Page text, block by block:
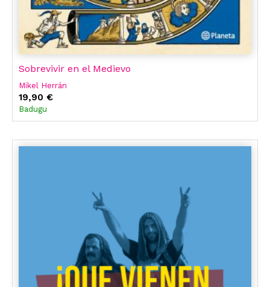
Sobrevivir en el Medievo
Mikel Herrán
19,90 €
Badugu